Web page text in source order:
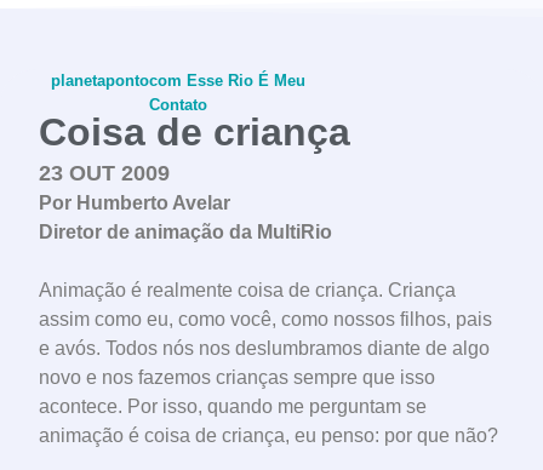
planetapontocom Esse Rio É Meu
Contato
conheça o programa
Coisa de criança
23 OUT 2009
Por Humberto Avelar
Diretor de animação da MultiRio
Animação é realmente coisa de criança. Criança
assim como eu, como você, como nossos filhos, pais
e avós. Todos nós nos deslumbramos diante de algo
novo e nos fazemos crianças sempre que isso
acontece. Por isso, quando me perguntam se
animação é coisa de criança, eu penso: por que não?